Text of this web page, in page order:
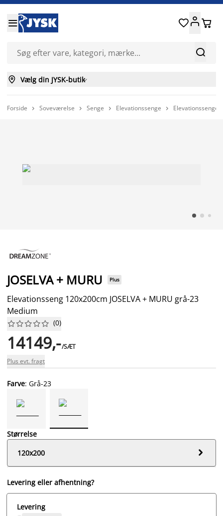


 
 Vælg din JYSK-butik
Forside  Soveværelse  Senge  Elevationssenge  Elevationssenge
JOSELVA + MURU Plus
Elevationsseng 120x200cm JOSELVA + MURU grå-23
Medium





 (0)
14149,-/SÆT
Plus evt. fragt
Farve: Grå-23
Størrelse
120x200

Levering eller afhentning?
Levering